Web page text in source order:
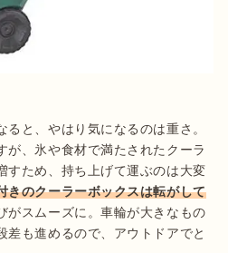
と、やはり気になるのは重さ。
が、氷や食材で満たされたクーラ
すため、持ち上げて運ぶのは大変
きのクーラーボックスは転がして
がスムーズに。車輪が大きなもの
差も進めるので、アウトドアでと